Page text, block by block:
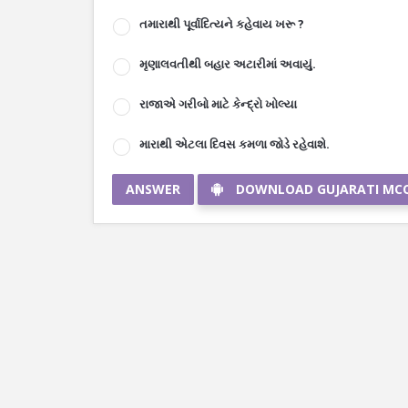
તમારાથી પૂર્વાદિત્યને કહેવાય ખરૂ ?
મૃણાલવતીથી બહાર અટારીમાં અવાયું.
રાજાએ ગરીબો માટે કેન્દ્રો ખોલ્યા
મારાથી એટલા દિવસ કમળા જોડે રહેવાશે.
ANSWER DOWNLOAD GUJARATI